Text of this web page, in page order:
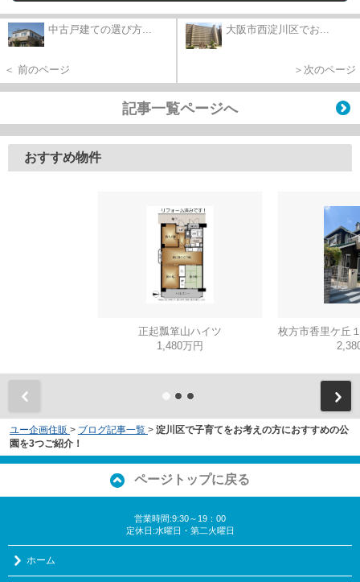
中古戸建ての選び方...
＜ 前のページ
大阪市西淀川区でお...
＞次のページ
記事一覧ページへ
おすすめ物件
正起瓢箪山ハイツ
1,480万円
ユー企画住販 > ブログ記事一覧 > 淀川区で子育てをお考えの方におすすめの公
園を3つご紹介！
ページトップに戻る
営業時間:9:30～19：00
定休日:水曜日・第二火曜日
ホーム